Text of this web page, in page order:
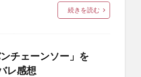
続きを読む
チェーンソー」を
レ感想